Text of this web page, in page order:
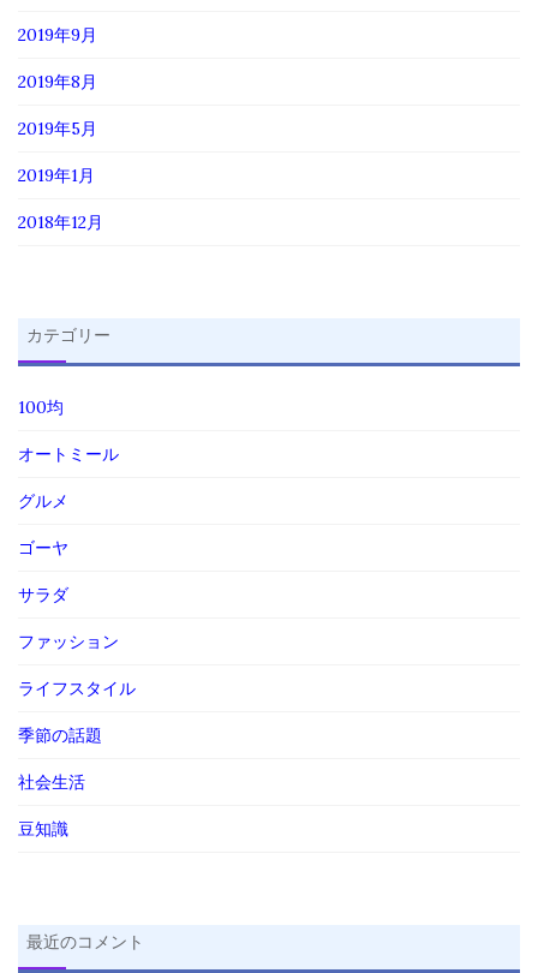
2019年9月
2019年8月
2019年5月
2019年1月
2018年12月
カテゴリー
100均
オートミール
グルメ
ゴーヤ
サラダ
ファッション
ライフスタイル
季節の話題
社会生活
豆知識
最近のコメント